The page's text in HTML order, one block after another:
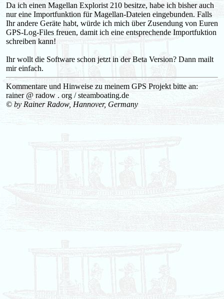
Da ich einen Magellan Explorist 210 besitze, habe ich bisher auch
nur eine Importfunktion für Magellan-Dateien eingebunden. Falls
Ihr andere Geräte habt, würde ich mich über Zusendung von Euren
GPS-Log-Files freuen, damit ich eine entsprechende Importfuktion
schreiben kann!
Ihr wollt die Software schon jetzt in der Beta Version? Dann mailt
mir einfach.
Kommentare und Hinweise zu meinem GPS Projekt bitte an:
rainer @ radow . org / steamboating.de
© by Rainer Radow, Hannover, Germany